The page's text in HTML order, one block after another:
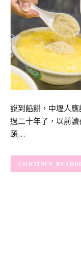
說到餡餅，中壢人
過二十年了，以前
頤…
CONTINUE